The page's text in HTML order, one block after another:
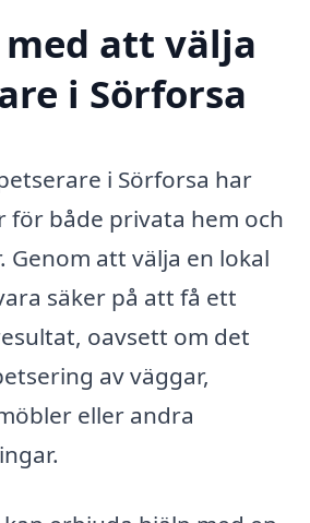
att välja
i Sörforsa
i Sörforsa har
för både privata hem och
Genom att välja en lokal
säker på att få ett
oavsett om det
av väggar,
eller andra